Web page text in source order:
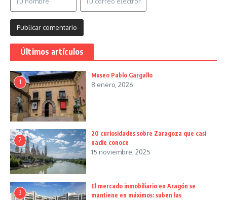
Últimos artículos
1
Museo Pablo Gargallo
8 enero, 2026
2
20 curiosidades sobre Zaragoza que casi
nadie conoce
15 noviembre, 2025
3
El mercado inmobiliario en Aragón se
mantiene en máximos: suben las